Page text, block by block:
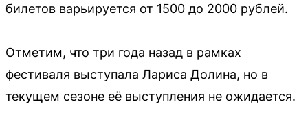
билетов варьируется от 1500 до 2000 рублей.
Отметим, что три года назад в рамках
фестиваля выступала Лариса Долина, но в
текущем сезоне её выступления не ожидается.